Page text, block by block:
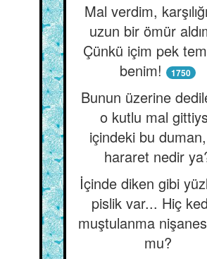
Mal verdim,
uzun bir ömür
Çünkü içim pek
benim!
1750
Bunun üzerine
o kutlu mal
içindeki bu
hararet nedir
İçinde diken gibi
pislik var... Hiç
muştulanma
mu?